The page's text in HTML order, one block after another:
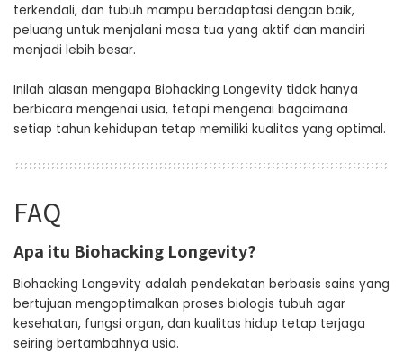
terkendali, dan tubuh mampu beradaptasi dengan baik,
peluang untuk menjalani masa tua yang aktif dan mandiri
menjadi lebih besar.
Inilah alasan mengapa Biohacking Longevity tidak hanya
berbicara mengenai usia, tetapi mengenai bagaimana
setiap tahun kehidupan tetap memiliki kualitas yang optimal.
FAQ
Apa itu Biohacking Longevity?
Biohacking Longevity adalah pendekatan berbasis sains yang
bertujuan mengoptimalkan proses biologis tubuh agar
kesehatan, fungsi organ, dan kualitas hidup tetap terjaga
seiring bertambahnya usia.